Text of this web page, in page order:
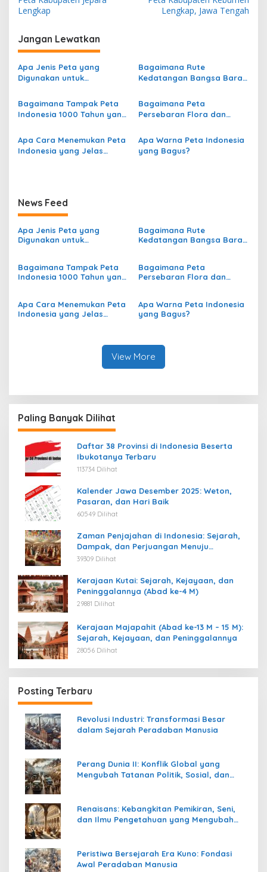
a
i
g
a
i
o
s
Lengkap
Lengkap, Jawa Tengah
Jangan Lewatkan
Apa Jenis Peta yang
Digunakan untuk
Persebaran Curah Hujan di
Indonesia?
Bagaimana Rute
Kedatangan Bangsa Barat
Bagaimana Tampak Peta
Indonesia 1000 Tahun yang
Bagaimana Peta
Persebaran Flora dan
Apa Cara Menemukan Peta
Indonesia yang Jelas
Apa Warna Peta Indonesia
yang Bagus?
News Feed
Apa Jenis Peta yang
Digunakan untuk
Indonesia?
Bagaimana Rute
Kedatangan Bangsa Barat
Bagaimana Tampak Peta
Indonesia 1000 Tahun yang
Bagaimana Peta
Persebaran Flora dan
Apa Cara Menemukan Peta
Indonesia yang Jelas
Apa Warna Peta Indonesia
yang Bagus?
View More
Paling Banyak Dilihat
Daftar 38 Provinsi di Indonesia Beserta
Ibukotanya Terbaru
113734 Dilihat
Kalender Jawa Desember 2025: Weton,
Pasaran, dan Hari Baik
60549 Dilihat
Zaman Penjajahan di Indonesia: Sejarah,
Dampak, dan Perjuangan Menuju
Kemerdekaan
39309 Dilihat
Kerajaan Kutai: Sejarah, Kejayaan, dan
Peninggalannya (Abad ke-4 M)
29881 Dilihat
Kerajaan Majapahit (Abad ke-13 M – 15 M):
Sejarah, Kejayaan, dan Peninggalannya
28056 Dilihat
Posting Terbaru
Revolusi Industri: Transformasi Besar
dalam Sejarah Peradaban Manusia
Perang Dunia II: Konflik Global yang
Mengubah Tatanan Politik, Sosial, dan
Renaisans: Kebangkitan Pemikiran, Seni,
dan Ilmu Pengetahuan yang Mengubah
Peristiwa Bersejarah Era Kuno: Fondasi
Awal Peradaban Manusia